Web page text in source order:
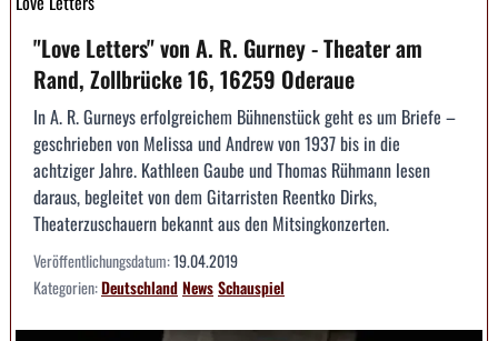
"Love Letters" von A. R. Gurney - Theater am
Rand, Zollbrücke 16, 16259 Oderaue
In A. R. Gurneys erfolgreichem Bühnenstück geht es um Briefe –
geschrieben von Melissa und Andrew von 1937 bis in die
achtziger Jahre. Kathleen Gaube und Thomas Rühmann lesen
daraus, begleitet von dem Gitarristen Reentko Dirks,
Theaterzuschauern bekannt aus den Mitsingkonzerten.
Veröffentlichungsdatum:19.04.2019
Kategorien:DeutschlandNewsSchauspiel